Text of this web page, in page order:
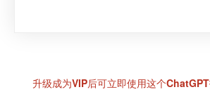
升级成为VIP后可立即使用这个